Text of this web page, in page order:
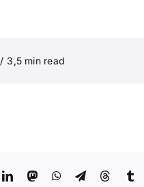
/ 3,5 min read